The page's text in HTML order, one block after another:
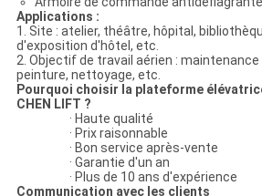
Applications :
1. Site : atelier, théâtre, hôpital,
d'exposition d'hôtel, etc.
2. Objectif de travail aérien :
peinture, nettoyage, etc.
Pourquoi choisir la plateforme
CHEN LIFT ?
· Haute qualité
· Prix raisonnable
· Bon service après-vente
· Garantie d'un an
· Plus de 10 ans d'expérience
Communication avec les clients